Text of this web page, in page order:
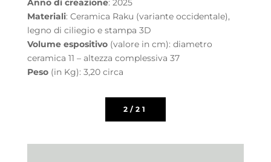
Anno di creazione: 2025
Materiali: Ceramica Raku (variante occidentale),
legno di ciliegio e stampa 3D
Volume espositivo(valore in cm): diametro
ceramica 11 – altezza complessiva 37
Peso(in Kg): 3,20 circa
2/21